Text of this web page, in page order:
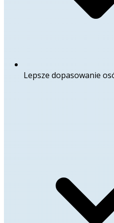
Lepsze dopasowanie